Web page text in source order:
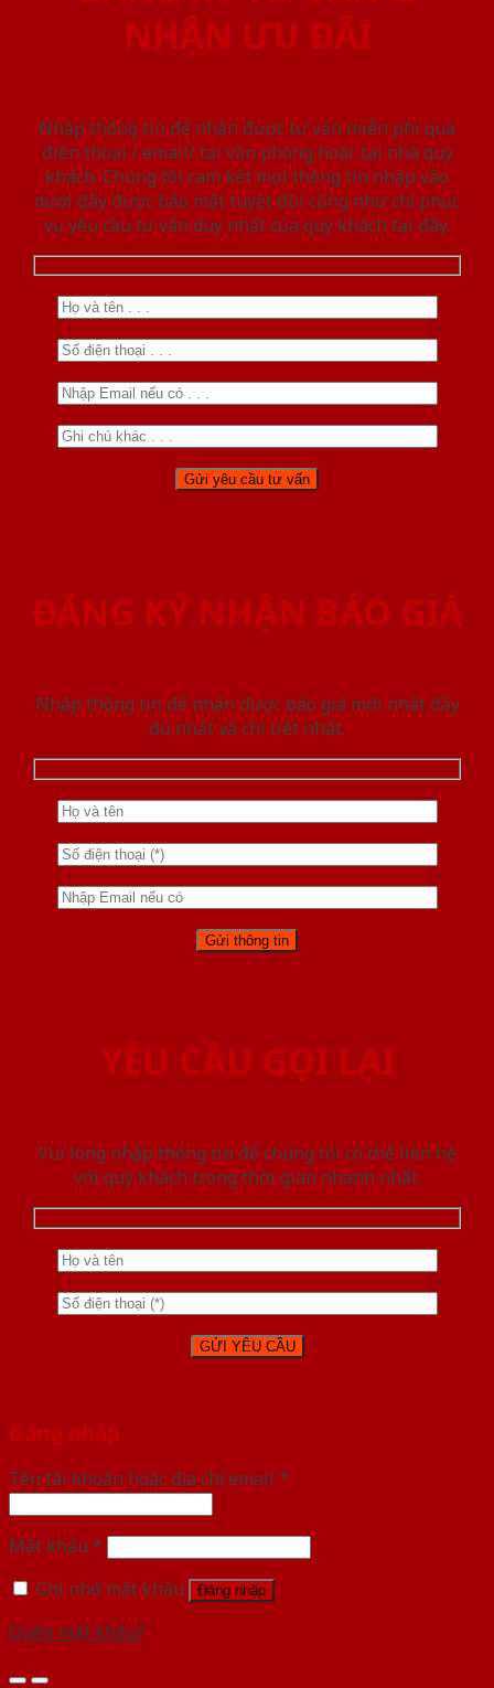
NHẬN ƯU ĐÃI
Nhập thông tin để nhận được tư vấn miễn phí qua
điện thoại / email/ tại văn phòng hoặc tại nhà quý
khách. Chúng tôi cam kết mọi thông tin nhập vào
dưới đây được bảo mật tuyệt đối cũng như chỉ phục
vụ yêu cầu tư vấn duy nhất của quý khách tại đây.
ĐĂNG KÝ NHẬN BÁO GIÁ
Nhập thông tin để nhận được báo giá mới nhât đầy
đủ nhất và chi tiết nhất.
YÊU CẦU GỌI LẠI
Vui lòng nhập thông tin để chúng tôi có thể liên hệ
với quý khách trong thời gian nhanh nhất.
Đăng nhập
Tên tài khoản hoặc địa chỉ email *
Mật khẩu *
Ghi nhớ mật khẩu
Đăng nhập
Quên mật khẩu?